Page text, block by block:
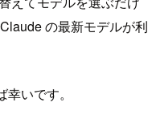
の最新モデルが利
いです。